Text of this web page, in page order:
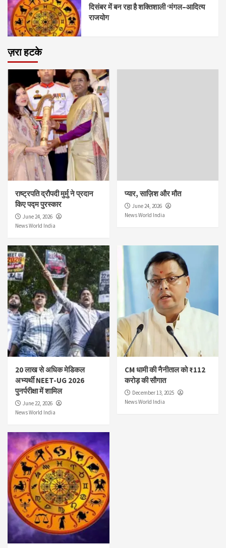
दिसंबर में बन रहा है शक्तिशाली ‘मंगल–आदित्य
राजयोग
ज़रा हटके
राष्ट्रपति द्रौपदी मुर्मु ने प्रदान
किए पद्म पुरस्कार
June 24, 2026
News World India
प्यार, साज़िश और मौत
June 24, 2026
News World India
20 लाख से अधिक मेडिकल
अभ्यर्थी NEET-UG 2026
पुनर्परीक्षा में शामिल
June 22, 2026
News World India
CM धामी की नैनीताल को ₹112
करोड़ की सौगात
December 13, 2025
News World India